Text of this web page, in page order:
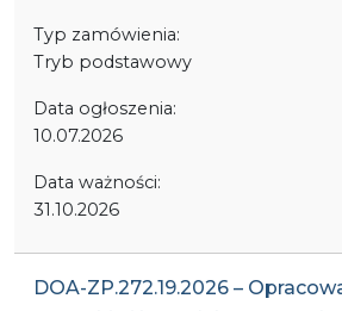
Typ zamówienia:
Tryb podstawowy
Data ogłoszenia:
10.07.2026
Data ważności:
31.10.2026
DOA-ZP.272.19.2026 –